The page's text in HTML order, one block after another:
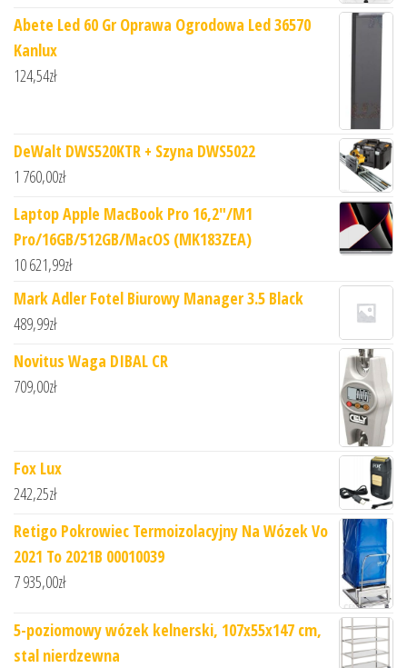
Abete Led 60 Gr Oprawa Ogrodowa Led 36570
Kanlux
124,54zł
DeWalt DWS520KTR + Szyna DWS5022
1 760,00zł
Laptop Apple MacBook Pro 16,2"/M1
Pro/16GB/512GB/MacOS (MK183ZEA)
10 621,99zł
Mark Adler Fotel Biurowy Manager 3.5 Black
489,99zł
Novitus Waga DIBAL CR
709,00zł
Fox Lux
242,25zł
Retigo Pokrowiec Termoizolacyjny Na Wózek Vo
2021 To 2021B 00010039
7 935,00zł
5-poziomowy wózek kelnerski, 107x55x147 cm,
stal nierdzewna